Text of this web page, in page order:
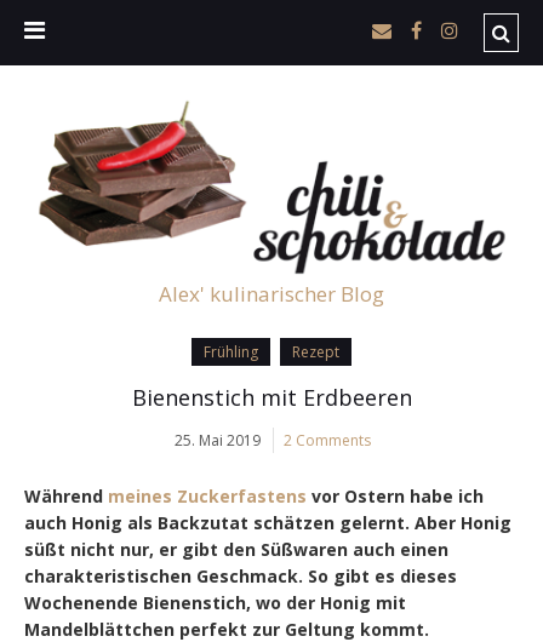
Alex' kulinarischer Blog
Frühling Rezept
Bienenstich mit Erdbeeren
25. Mai 2019 2 Comments
Während meines Zuckerfastens vor Ostern habe ich
auch Honig als Backzutat schätzen gelernt. Aber Honig
süßt nicht nur, er gibt den Süßwaren auch einen
charakteristischen Geschmack. So gibt es dieses
Wochenende Bienenstich, wo der Honig mit
Mandelblättchen perfekt zur Geltung kommt.